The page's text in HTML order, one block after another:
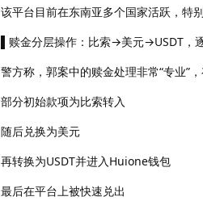
该平台目前在东南亚多个国家活跃，特
▌赎金分层操作：比索→美元→USDT，
警方称，郭案中的赎金处理非常“专业”
部分初始款项为比索转入
随后兑换为美元
再转换为USDT并进入Huione钱包
最后在平台上被快速兑出